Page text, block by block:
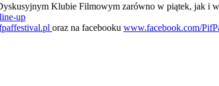
Klubie Filmowym zarówno w piątek, jak i
up
oraz na facebooku www.facebook.com/